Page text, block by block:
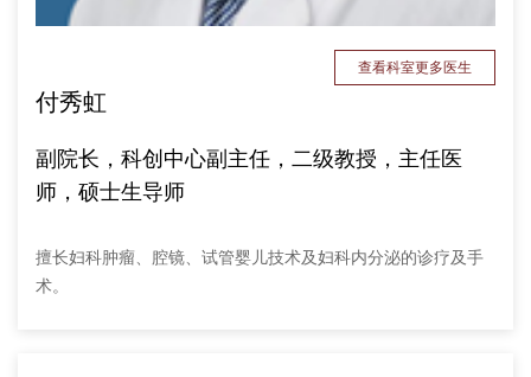
查看科室更多医生
付秀虹
副院长，科创中心副主任，二级教授，主任医
师，硕士生导师
擅长妇科肿瘤、腔镜、试管婴儿技术及妇科内分泌的诊疗及手
术。